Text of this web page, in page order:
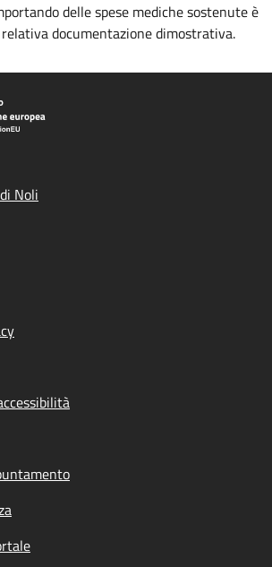
delle spese mediche sostenute è
documentazione dimostrativa.
Noli